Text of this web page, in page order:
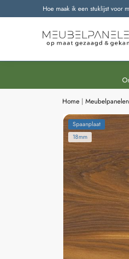
Hoe maak ik een stuklijst voor
Onze nieuwste
Home |Meubelpanelen
Spaanplaat
18mm